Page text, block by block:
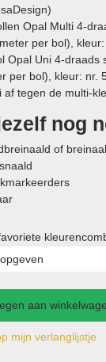
Opal Multi 4-
per bol),
Opal Uni 4-draads
per bol), kleur: nr.
af tegen de multi-
nog
of
mijn verlanglijstje